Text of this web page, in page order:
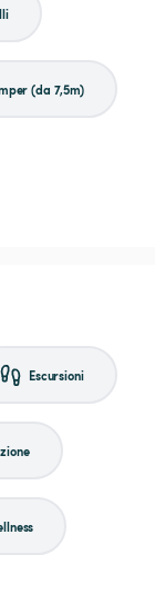
(da 7,5m)
Escursioni